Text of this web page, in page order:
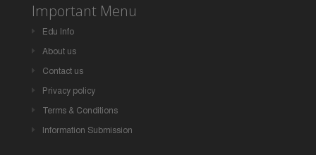
Important Menu
Edu Info
About us
Contact us
Privacy policy
Terms & Conditions
Information Submission